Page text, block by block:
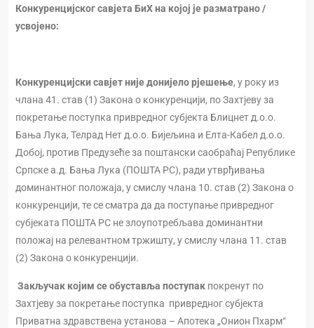
Конкуренцијског савјета БиХ на којој је разматрано /
усвојено:
Конкуренцијски савјет није донијело рјешење, у року из
члана 41. став (1) Закона о конкуренцији, по Захтјеву за
покретање поступка привредног субјекта Блицнет д.о.о.
Бања Лука, Телрад Нет д.о.о. Бијељина и Елта-Кабел д.о.о.
Добој, против Предузеће за поштански саобраћај Републике
Српске а.д. Бања Лука (ПОШТА РС), ради утврђивања
доминантног положаја, у смислу члана 10. став (2) Закона о
конкуренцији, те се сматра да да поступање привредног
субјеката ПОШТА РС не злоупотребљава доминантни
положај на релевантном тржишту, у смислу члана 11. став
(2) Закона о конкуренцији.
Закључак којим се обуставља поступак покренут по
Захтјеву за покретање поступка привредног субјекта
Приватна здравствена установа – Апотека „Онион Пхарм“